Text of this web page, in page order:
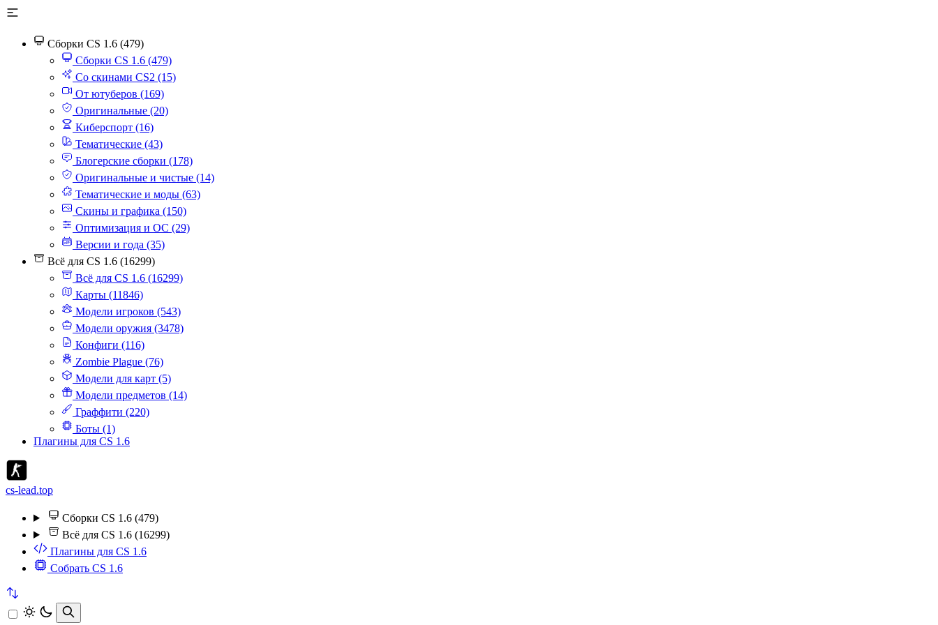
Сборки CS 1.6 (479)
Сборки CS 1.6 (479)
Со скинами CS2 (15)
От ютуберов (169)
Оригинальные (20)
Киберспорт (16)
Тематические (43)
Блогерские сборки (178)
Оригинальные и чистые (14)
Тематические и моды (63)
Скины и графика (150)
Оптимизация и ОС (29)
Версии и года (35)
Всё для CS 1.6 (16299)
Всё для CS 1.6 (16299)
Карты (11846)
Модели игроков (543)
Модели оружия (3478)
Конфиги (116)
Zombie Plague (76)
Модели для карт (5)
Модели предметов (14)
Граффити (220)
Боты (1)
Плагины для CS 1.6
cs-lead.top
Сборки CS 1.6 (479)
Всё для CS 1.6 (16299)
Плагины для CS 1.6
Собрать CS 1.6